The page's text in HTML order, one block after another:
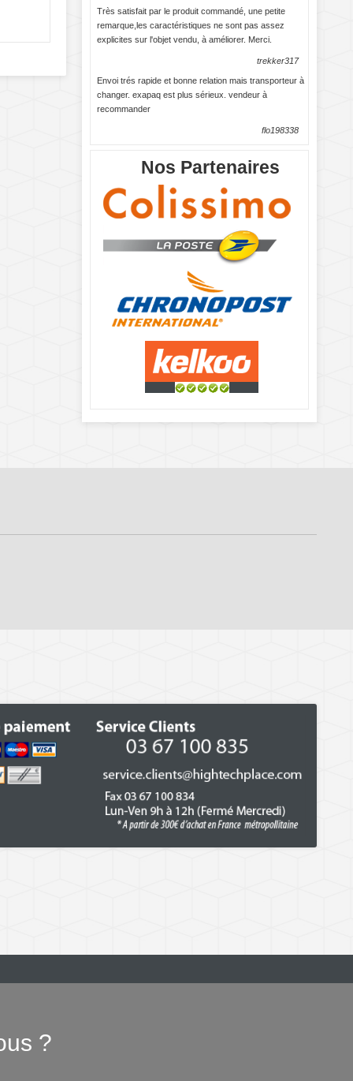
Très satisfait par le produit commandé, une petite
remarque,les caractéristiques ne sont pas assez
explicites sur l'objet vendu, à améliorer. Merci.
trekker317
Envoi trés rapide et bonne relation mais transporteur à
changer. exapaq est plus sérieux. vendeur à
recommander
flo198338
Nos Partenaires
?